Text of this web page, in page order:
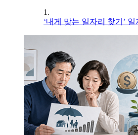
1.
‘내게 맞는 일자리 찾기’